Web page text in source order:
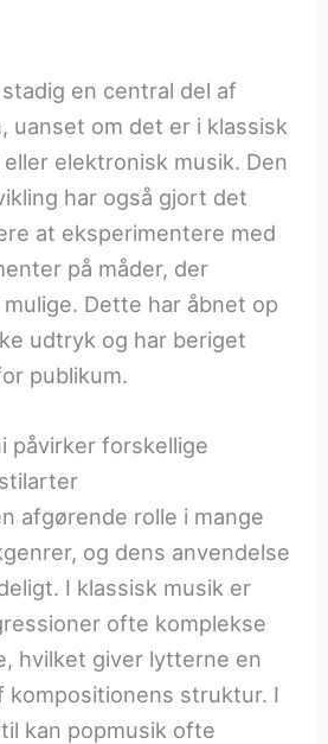
en central del af
uanset om det er i klassisk
elektronisk musik. Den
har også gjort det
at eksperimentere med
på måder, der
Dette har åbnet op
udtryk og har beriget
publikum.
påvirker forskellige
afgørende rolle i mange
og dens anvendelse
I klassisk musik er
ofte komplekse
hvilket giver lytterne en
kompositionens struktur. I
kan popmusik ofte